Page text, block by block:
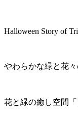
Halloween Story of
やわらかな緑と花
花と緑の癒し空間